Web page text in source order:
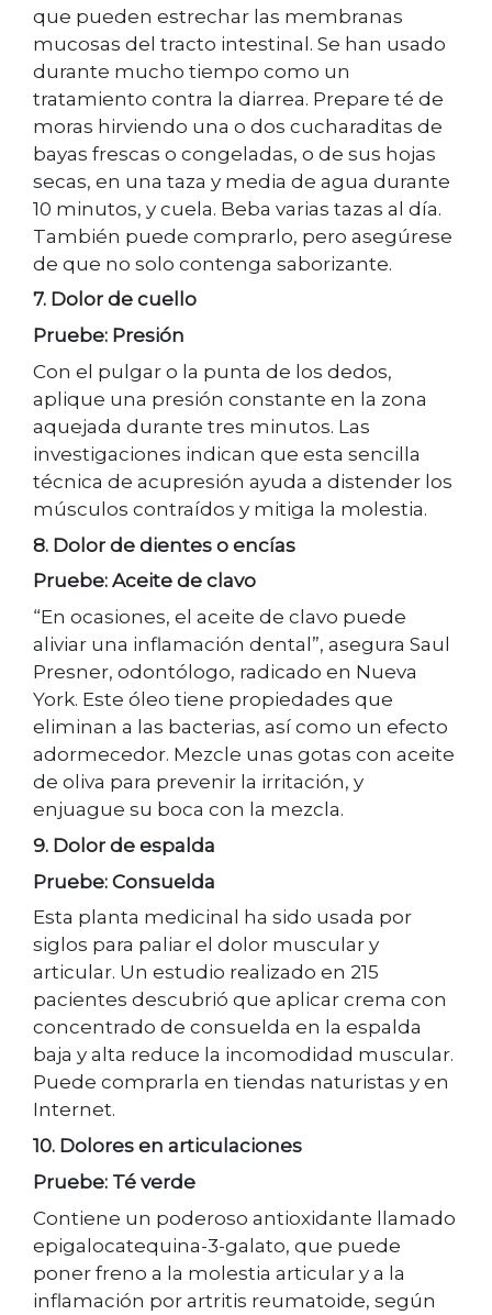
que pueden estrechar las membranas
mucosas del tracto intestinal. Se han usado
durante mucho tiempo como un
tratamiento contra la diarrea. Prepare té de
moras hirviendo una o dos cucharaditas de
bayas frescas o congeladas, o de sus hojas
secas, en una taza y media de agua durante
10 minutos, y cuela. Beba varias tazas al día.
También puede comprarlo, pero asegúrese
de que no solo contenga saborizante.
7. Dolor de cuello
Pruebe: Presión
Con el pulgar o la punta de los dedos,
aplique una presión constante en la zona
aquejada durante tres minutos. Las
investigaciones indican que esta sencilla
técnica de acupresión ayuda a distender los
músculos contraídos y mitiga la molestia.
8. Dolor de dientes o encías
Pruebe: Aceite de clavo
“En ocasiones, el aceite de clavo puede
aliviar una inflamación dental”, asegura Saul
Presner, odontólogo, radicado en Nueva
York. Este óleo tiene propiedades que
eliminan a las bacterias, así como un efecto
adormecedor. Mezcle unas gotas con aceite
de oliva para prevenir la irritación, y
enjuague su boca con la mezcla.
9. Dolor de espalda
Pruebe: Consuelda
Esta planta medicinal ha sido usada por
siglos para paliar el dolor muscular y
articular. Un estudio realizado en 215
pacientes descubrió que aplicar crema con
concentrado de consuelda en la espalda
baja y alta reduce la incomodidad muscular.
Puede comprarla en tiendas naturistas y en
Internet.
10. Dolores en articulaciones
Pruebe: Té verde
Contiene un poderoso antioxidante llamado
epigalocatequina-3-galato, que puede
poner freno a la molestia articular y a la
inflamación por artritis reumatoide, según